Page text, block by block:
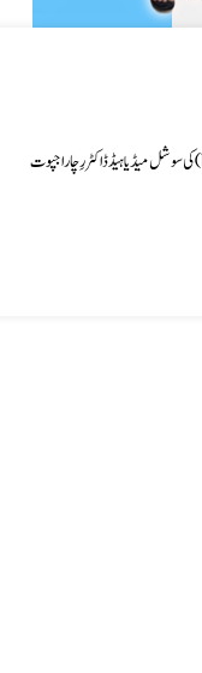
سوشل میڈیا پر ایک وائرل ویڈیو میں دیکھا جا سکتا ہے کہ اذان کی آواز آ رہی ہے اور اپوزیشن پارٹیوں کے رہنما کھڑے ہیں۔ بھارتیہ جنتا یوا مورچہ (@bjym4up) کی سوشل میڈیا ہیڈ ڈاکٹر رِچا راجپوت